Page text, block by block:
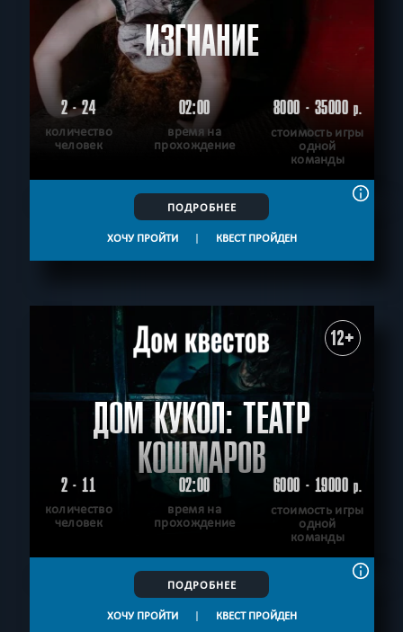
ИЗГНАНИЕ
2 - 24
количество
человек
02:00
время на
прохождение
8000 - 35000р.
стоимость игры
одной
команды
ПОДРОБНЕЕ
ХОЧУ ПРОЙТИ | КВЕСТ ПРОЙДЕН
12+
ДОМ КУКОЛ: ТЕАТР
КОШМАРОВ
2 - 11
количество
человек
02:00
время на
прохождение
6000 - 19000р.
стоимость игры
одной
команды
ПОДРОБНЕЕ
ХОЧУ ПРОЙТИ | КВЕСТ ПРОЙДЕН